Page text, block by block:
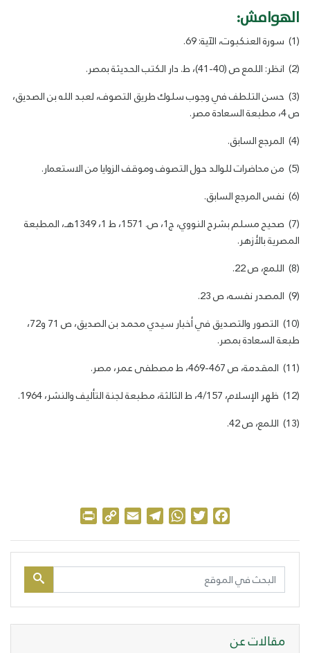
الهوامش:
(1) سورة العنكبوت، الآية: 69.
(2) انظر: اللمع ص (40-41)، ط. دار الكتب الحديثة بمصر.
(3) حسن التلطف في وجوب سلوك طريق التصوف، لعبد الله بن الصديق،
ص 4، مطبعة السعادة مصر.
(4) المرجع السابق.
(5) من محاضرات للوالد حول التصوف وموقف الزوايا من الاستعمار.
(6) نفس المرجع السابق.
(7) صحيح مسلم بشرح النووي، ج1، ص. 1571، ط 1، 1349هـ، المطبعة
المصرية بالأزهر.
(8) اللمع، ص 22.
(9) المصدر نفسه، ص 23.
(10) التصور والتصديق في أخبار سيدي محمد بن الصديق، ص 71 و72،
طبعة السعادة بمصر.
(11) المقدمة، ص 467-469، ط مصطفى عمر، مصر.
(12) ظهر الإسلام، 4/157، ط الثالثة، مطبعة لجنة التأليف والنشر، 1964.
(13) اللمع، ص 42.
Facebook
Twitter
WhatsApp
Telegram
Email
Copy
مقالات عن